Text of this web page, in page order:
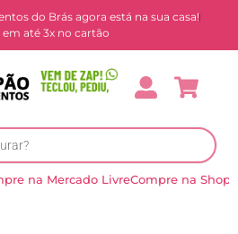
do Brás agora está na sua casa!
em até 3x no cartão
na Mercado LivreCompre na